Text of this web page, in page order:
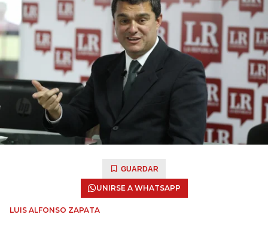
GUARDAR
UNIRSE A WHATSAPP
LUIS ALFONSO ZAPATA